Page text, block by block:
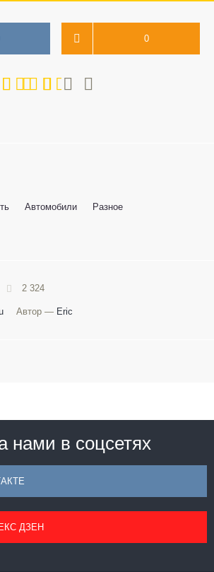
0
3 4 5
Автомобили
Разное
2 324
Автор — Eric
нами в соцсетях
ДЗЕН